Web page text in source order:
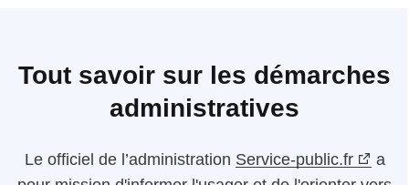
Tout savoir sur les démarches
administratives
Le officiel de l’administration Service-public.fr
a